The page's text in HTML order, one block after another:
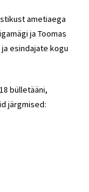
ametiaega
ja Toomas
esindajate kogu
bülletääni,
järgmised: